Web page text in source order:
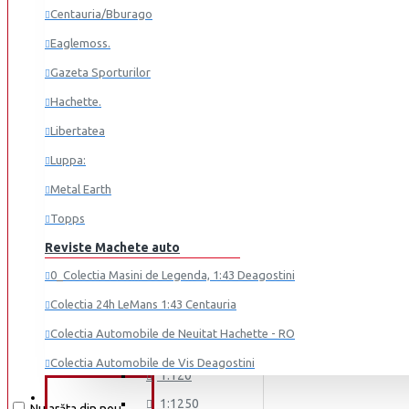
Audi
Bentley
Vezi mai mult...
Centauria/Bburago
Eaglemoss.
Gazeta Sporturilor
Hachette.
Libertatea
Luppa:
Metal Earth
Topps
Reviste Machete auto
0_Colectia Masini de Legenda, 1:43 Deagostini
Colectia 24h LeMans 1:43 Centauria
Colectia Automobile de Neuitat Hachette - RO
Colectia Automobile de Vis Deagostini
1:72
1:120
1:1250